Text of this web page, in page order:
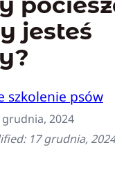
jesteś
szkolenie psów
grudnia, 2024
17 grudnia, 2024